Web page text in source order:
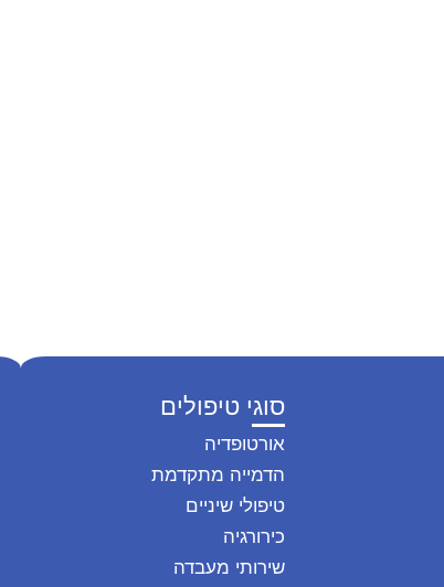
סוגי טיפולים
אורטופדיה
הדמייה מתקדמת
טיפולי שיניים
כירורגיה
שירותי מעבדה